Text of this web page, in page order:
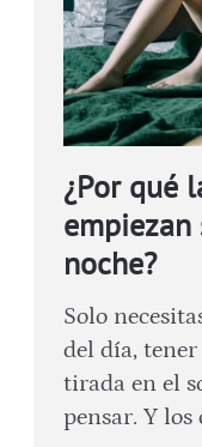
¿Por qué
noche?
Solo
del día,
tirada en el
pensar. Y los